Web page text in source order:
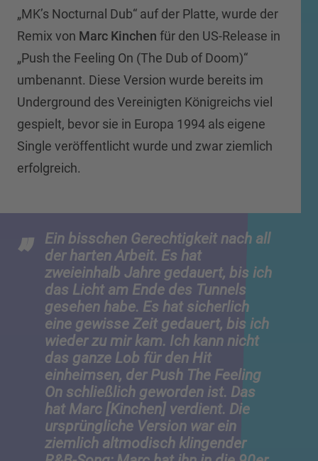
„MK’s Nocturnal Dub“ auf der Platte, wurde der
Remix von Marc Kinchen für den US-Release in
„Push the Feeling On (The Dub of Doom)“
umbenannt. Diese Version wurde bereits im
Underground des Vereinigten Königreichs viel
gespielt, bevor sie in Europa 1994 als eigene
Single veröffentlicht wurde und zwar ziemlich
erfolgreich.
Ein bisschen Gerechtigkeit nach all
der harten Arbeit. Es hat
zweieinhalb Jahre gedauert, bis ich
das Licht am Ende des Tunnels
gesehen habe. Es hat sicherlich
eine gewisse Zeit gedauert, bis ich
wieder zu mir kam. Ich kann nicht
das ganze Lob für den Hit
einheimsen, der Push The Feeling
On schließlich geworden ist. Das
hat Marc [Kinchen] verdient. Die
ursprüngliche Version war ein
ziemlich altmodisch klingender